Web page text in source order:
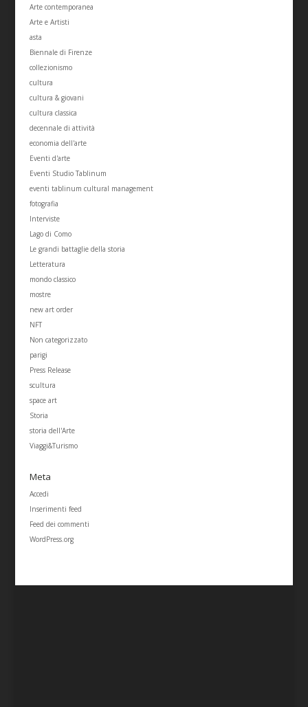
Arte contemporanea
Arte e Artisti
asta
Biennale di Firenze
collezionismo
cultura
cultura & giovani
cultura classica
decennale di attività
economia dell'arte
Eventi d'arte
Eventi Studio Tablinum
eventi tablinum cultural management
fotografia
Interviste
Lago di Como
Le grandi battaglie della storia
Letteratura
mondo classico
mostre
new art order
NFT
Non categorizzato
parigi
Press Release
scultura
space art
Storia
storia dell'Arte
Viaggi&Turismo
Meta
Accedi
Inserimenti feed
Feed dei commenti
WordPress.org